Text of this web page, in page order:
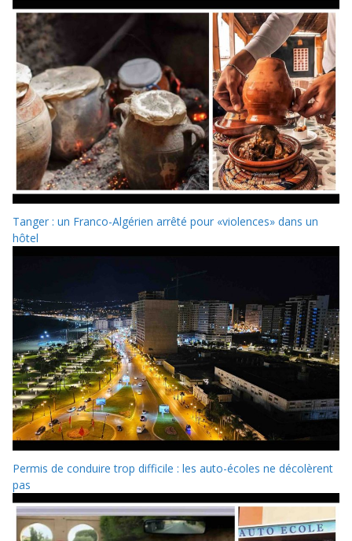
Tanger : un Franco-Algérien arrêté pour «violences» dans un
hôtel
Permis de conduire trop difficile : les auto-écoles ne décolèrent
pas